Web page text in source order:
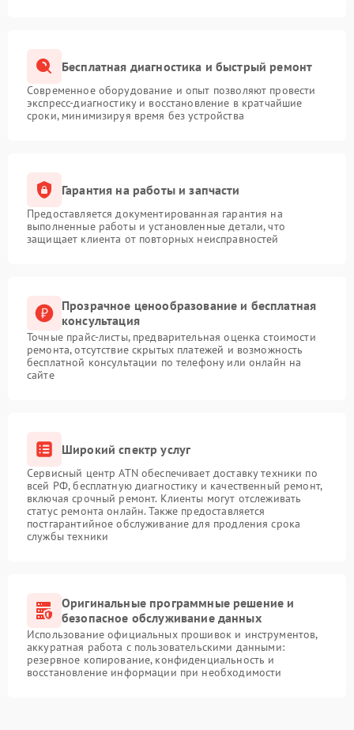
Бесплатная диагностика и быстрый ремонт
Современное оборудование и опыт позволяют провести
экспресс-диагностику и восстановление в кратчайшие
сроки, минимизируя время без устройства
Гарантия на работы и запчасти
Предоставляется документированная гарантия на
выполненные работы и установленные детали, что
защищает клиента от повторных неисправностей
Прозрачное ценообразование и бесплатная
консультация
Точные прайс-листы, предварительная оценка стоимости
ремонта, отсутствие скрытых платежей и возможность
бесплатной консультации по телефону или онлайн на
сайте
Широкий спектр услуг
Сервисный центр ATN обеспечивает доставку техники по
всей РФ, бесплатную диагностику и качественный ремонт,
включая срочный ремонт. Клиенты могут отслеживать
статус ремонта онлайн. Также предоставляется
постгарантийное обслуживание для продления срока
службы техники
Оригинальные программные решение и
безопасное обслуживание данных
Использование официальных прошивок и инструментов,
аккуратная работа с пользовательскими данными:
резервное копирование, конфиденциальность и
восстановление информации при необходимости